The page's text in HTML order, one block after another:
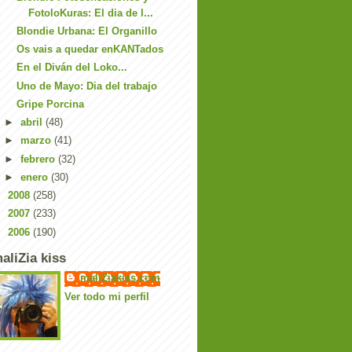
FotoloKuras: El dia de l...
Blondie Urbana: El Organillo
Os vais a quedar enKANTados
En el Diván del Loko...
Uno de Mayo: Dia del trabajo
Gripe Porcina
► abril (48)
► marzo (41)
► febrero (32)
► enero (30)
2008 (258)
2007 (233)
2006 (190)
kiss
maliZiakiss.com
Ver todo mi perfil